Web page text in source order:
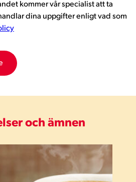
kommer vår specialist att ta
dina uppgifter enligt vad som
och ämnen